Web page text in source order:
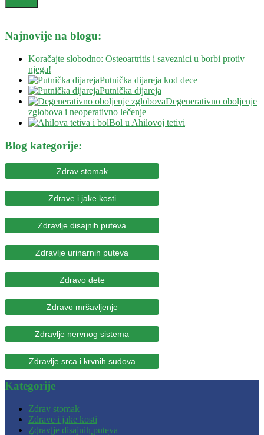
Najnovije na blogu:
Koračajte slobodno: Osteoartritis i saveznici u borbi protiv
njega!
Putnička dijareja kod dece
Putnička dijareja
Degenerativno oboljenje
zglobova i neoperativno lečenje
Bol u Ahilovoj tetivi
Blog kategorije:
Zdrav stomak
Zdrave i jake kosti
Zdravlje disajnih puteva
Zdravlje urinarnih puteva
Zdravo dete
Zdravo mršavljenje
Zdravlje nervnog sistema
Zdravlje srca i krvnih sudova
Kategorije
Zdrav stomak
Zdrave i jake kosti
Zdravlje disajnih puteva